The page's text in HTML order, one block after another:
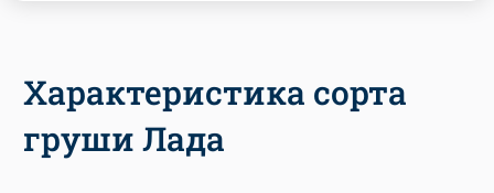
Характеристика сорта
груши Лада